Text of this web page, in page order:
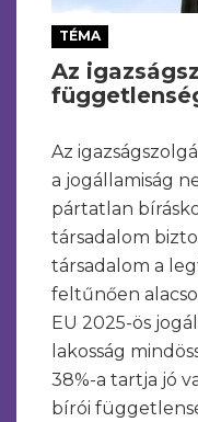
TÉMA
Az
Az
a jogállamiság
pártatlan
társadalom
társadalom a
feltűnően
EU 2025-ös
lakosság
38%-a tartja jó
bírói